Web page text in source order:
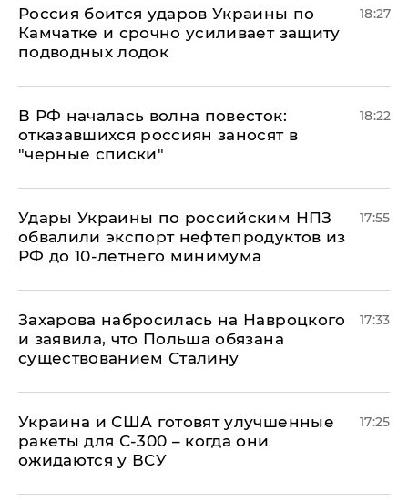
Россия боится ударов Украины по
Камчатке и срочно усиливает защиту
подводных лодок
18:27
​В РФ началась волна повесток:
отказавшихся россиян заносят в
"черные списки"
18:22
Удары Украины по российским НПЗ
обвалили экспорт нефтепродуктов из
РФ до 10-летнего минимума
17:55
​Захарова набросилась на Навроцкого
и заявила, что Польша обязана
существованием Сталину
17:33
Украина и США готовят улучшенные
ракеты для С-300 – когда они
ожидаются у ВСУ
17:25